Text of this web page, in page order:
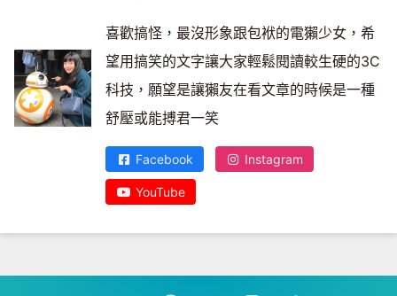
喜歡搞怪，最沒形象跟包袱的電獺少女，希
望用搞笑的文字讓大家輕鬆閱讀較生硬的3C
科技，願望是讓獺友在看文章的時候是一種
舒壓或能搏君一笑
Facebook Instagram
YouTube